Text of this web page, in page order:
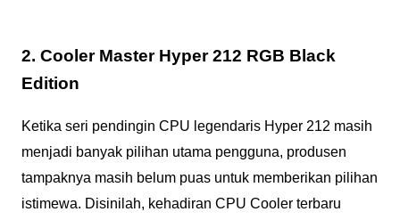
2. Cooler Master Hyper 212 RGB Black
Edition
Ketika seri pendingin CPU legendaris Hyper 212 masih
menjadi banyak pilihan utama pengguna, produsen
tampaknya masih belum puas untuk memberikan pilihan
istimewa. Disinilah, kehadiran CPU Cooler terbaru